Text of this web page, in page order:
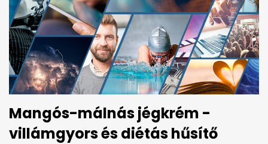
Mangós-málnás jégkrém -
villámgyors és diétás hűsítő